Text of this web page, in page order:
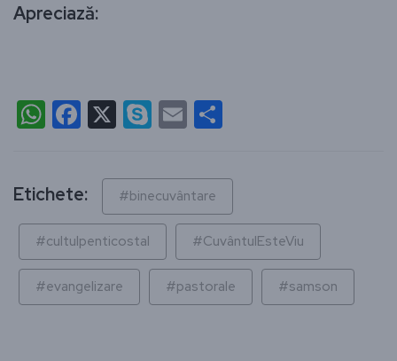
Apreciază:
WhatsApp
Facebook
X Skype
Email
Etichete: #binecuvântare
#cultulpenticostal #CuvântulEsteViu
#evangelizare #pastorale #samson